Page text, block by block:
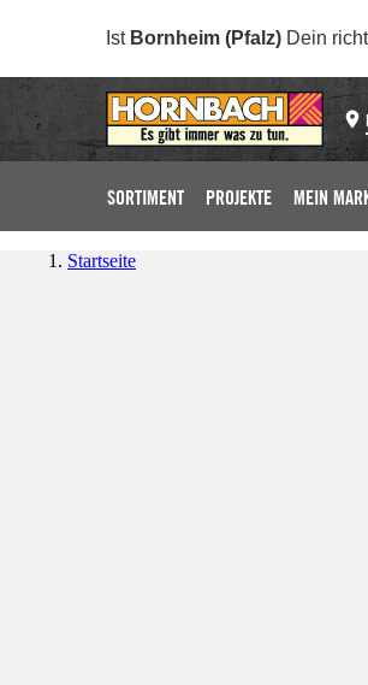
Ist Bornheim (Pfalz) Dein
SORTIMENT PROJEKTE MEIN
Startseite